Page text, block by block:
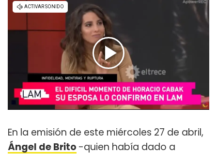
En la emisión de este miércoles 27 de abril,
Ángel de Brito -quien había dado a